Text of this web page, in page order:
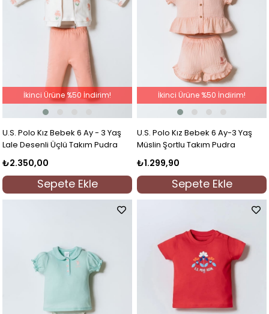
U.S. Polo Kız Bebek 6 Ay - 3 Yaş
Lale Desenli Üçlü Takım Pudra
₺2.350,00
Sepete Ekle
İkinci Ürüne %50 İndirim!
U.S. Polo Kız Bebek 6 Ay-3 Yaş
Müslin Şortlu Takım Pudra
₺1.299,90
Sepete Ekle
İkinci Ürüne %50 İndirim!